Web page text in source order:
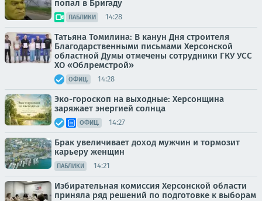
попал в Бригаду
ПАБЛИКИ 14:28
Татьяна Томилина: В канун Дня строителя
Благодарственными письмами Херсонской
областной Думы отмечены сотрудники ГКУ УСС
ХО «Облремстрой»
ОФИЦ. 14:28
Эко-гороскоп на выходные: Херсонщина
заряжает энергией солнца
ОФИЦ. 14:27
Брак увеличивает доход мужчин и тормозит
карьеру женщин
ПАБЛИКИ 14:21
Избирательная комиссия Херсонской области
приняла ряд решений по подготовке к выборам